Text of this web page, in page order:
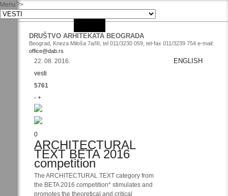
?>
DRUŠTVO ARHITEKATA BEOGRADA
Beograd, Kneza Miloša 7a/III, tel 011/3230 059, tel-fax 011/3239 754 e-mail:
office@dab.rs
ENGLISH
22. 08. 2016.
vesti
5761
- +
0
ARCHITECTURAL
TEXT BETA 2016
competition
The ARCHITECTURAL TEXT category from
the BETA 2016 competition* stimulates and
promotes the theoretical and critical
Menu